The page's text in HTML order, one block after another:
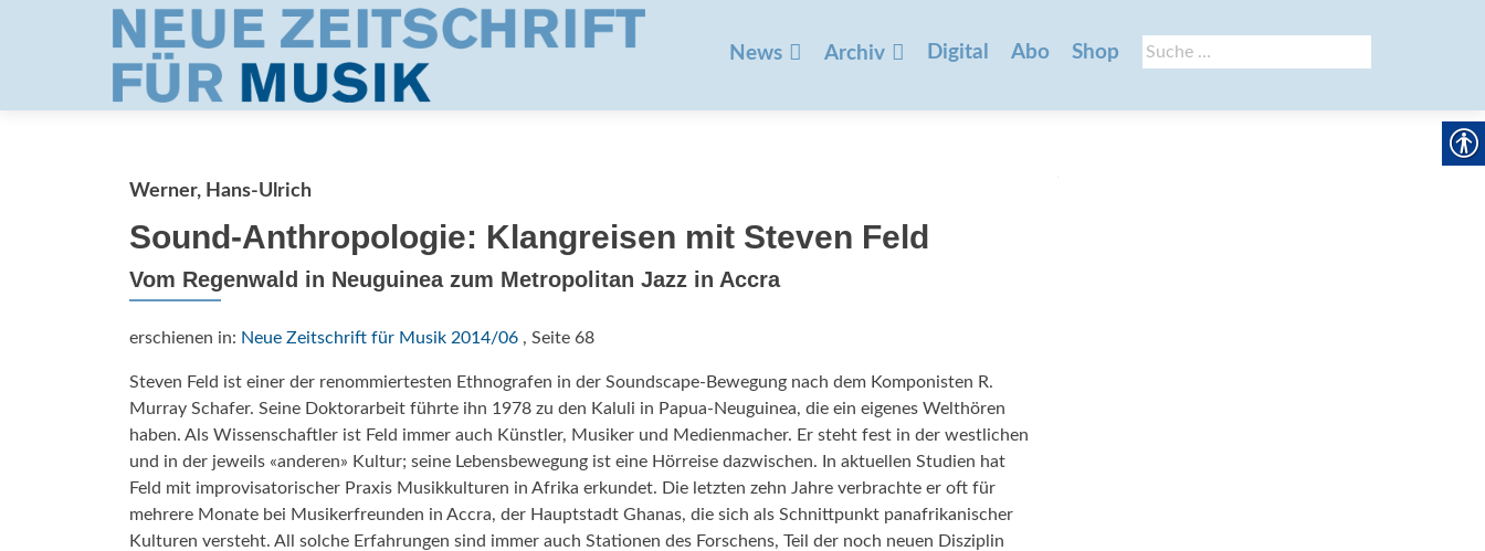
Suche
nach:
springen
News Archiv Digital Abo Shop
Werner, Hans-Ulrich
Sound-Anthropologie: Klang­reisen mit Steven Feld
Vom Regenwald in Neuguinea zum Metropolitan Jazz in Accra
erschienen in: Neue Zeitschrift für Musik 2014/06 , Seite 68
Steven Feld ist einer der renommiertesten Ethnografen in der Soundscape-Bewegung nach dem Komponisten R.
Murray Schafer. Seine Doktorarbeit führte ihn 1978 zu den Kaluli in Papua-Neuguinea, die ein eigenes Welthören
haben. Als Wissenschaftler ist Feld immer auch Künstler, Musiker und Medienmacher. Er steht fest in der westlichen
und in der jeweils «anderen» Kultur; seine Lebensbewegung ist eine Hörreise dazwischen. In aktuellen Studien hat
Feld mit improvisatorischer Praxis Musikkulturen in Afrika erkundet. Die letzten zehn Jahre verbrachte er oft für
mehrere Monate bei Musikerfreunden in Accra, der Hauptstadt Ghanas, die sich als Schnittpunkt panafrikanischer
Kulturen versteht. All solche Erfahrungen sind immer auch Stationen des Forschens, Teil der noch neuen Disziplin